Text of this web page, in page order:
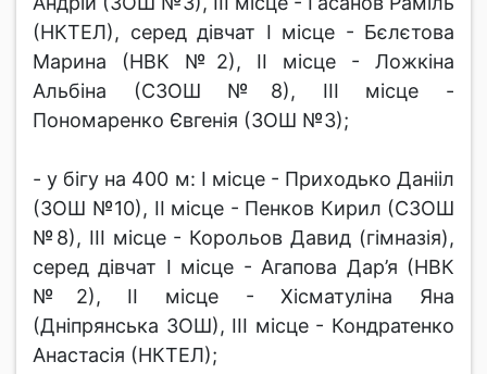
(НКТЕЛ), серед дівчат І місце - Бєлєтова
Марина (НВК №2), ІІ місце - Ложкіна
Альбіна (СЗОШ №8), ІІІ місце -
Пономаренко Євгенія (ЗОШ №3);
- у бігу на 400 м: І місце - Приходько Данііл
(ЗОШ №10), ІІ місце - Пенков Кирил (СЗОШ
№8), ІІІ місце - Корольов Давид (гімназія),
серед дівчат І місце - Агапова Дар’я (НВК
№2), ІІ місце - Хісматуліна Яна
(Дніпрянська ЗОШ), ІІІ місце - Кондратенко
Анастасія (НКТЕЛ);